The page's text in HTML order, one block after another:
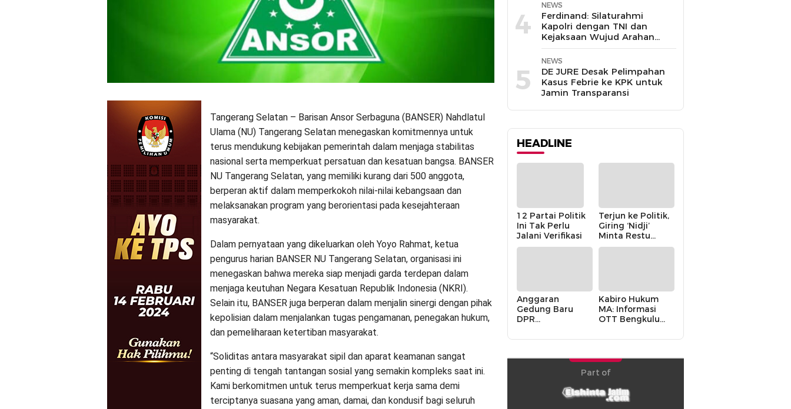
Tangerang Selatan – Barisan Ansor Serbaguna (BANSER) Nahdlatul
Ulama (NU) Tangerang Selatan menegaskan komitmennya untuk
terus mendukung kebijakan pemerintah dalam menjaga stabilitas
nasional serta memperkuat persatuan dan kesatuan bangsa. BANSER
NU Tangerang Selatan, yang memiliki kurang dari 500 anggota,
berperan aktif dalam memperkokoh nilai-nilai kebangsaan dan
melaksanakan program yang berorientasi pada kesejahteraan
masyarakat.
Dalam pernyataan yang dikeluarkan oleh Yoyo Rahmat, ketua
pengurus harian BANSER NU Tangerang Selatan, organisasi ini
menegaskan bahwa mereka siap menjadi garda terdepan dalam
menjaga keutuhan Negara Kesatuan Republik Indonesia (NKRI).
Selain itu, BANSER juga berperan dalam menjalin sinergi dengan pihak
kepolisian dalam menjalankan tugas pengamanan, penegakan hukum,
dan pemeliharaan ketertiban masyarakat.
“Soliditas antara masyarakat sipil dan aparat keamanan sangat
penting di tengah tantangan sosial yang semakin kompleks saat ini.
Kami berkomitmen untuk terus memperkuat kerja sama demi
terciptanya suasana yang aman, damai, dan kondusif bagi seluruh
4
NEWS
Ferdinand: Silaturahmi
Kapolri dengan TNI dan
Kejaksaan Wujud Arahan
Presiden Prabowo
5
NEWS
DE JURE Desak Pelimpahan
Kasus Febrie ke KPK untuk
Jamin Transparansi
HEADLINE
12 Partai Politik
Ini Tak Perlu
Jalani Verifikasi
Terjun ke Politik,
Giring ‘Nidji’
Minta Restu
Keluarga
Anggaran
Gedung Baru
DPR
Cair karena
Budi” Pemerintah
Kabiro Hukum
MA: Informasi
OTT Bengkulu
Internal MA
Part of